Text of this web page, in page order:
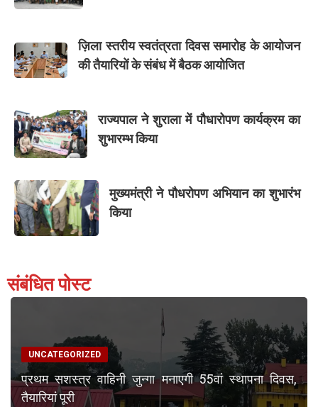
ज़िला स्तरीय स्वतंत्रता दिवस समारोह के आयोजन
की तैयारियों के संबंध में बैठक आयोजित
राज्यपाल ने शुराला में पौधारोपण कार्यक्रम का
शुभारम्भ किया
मुख्यमंत्री ने पौधरोपण अभियान का शुभारंभ
किया
संबंधित पोस्ट
UNCATEGORIZED
प्रथम सशस्त्र वाहिनी जुन्गा मनाएगी 55वां स्थापना दिवस,
तैयारियां पूरी